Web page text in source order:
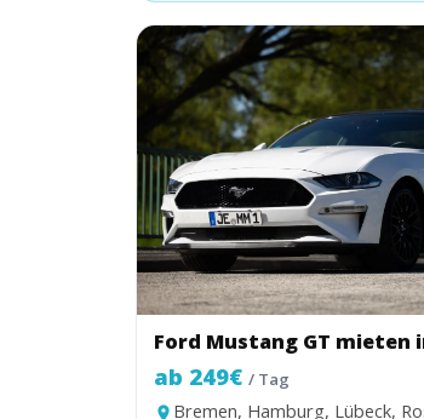
Ford Mustang GT mieten
ab 249€ / Tag
Bremen, Hamburg, Lübeck,